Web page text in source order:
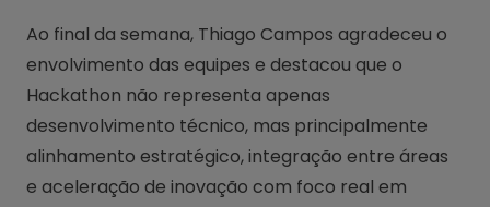
Ao final da semana, Thiago Campos agradeceu o
envolvimento das equipes e destacou que o
Hackathon não representa apenas
desenvolvimento técnico, mas principalmente
alinhamento estratégico, integração entre áreas
e aceleração de inovação com foco real em